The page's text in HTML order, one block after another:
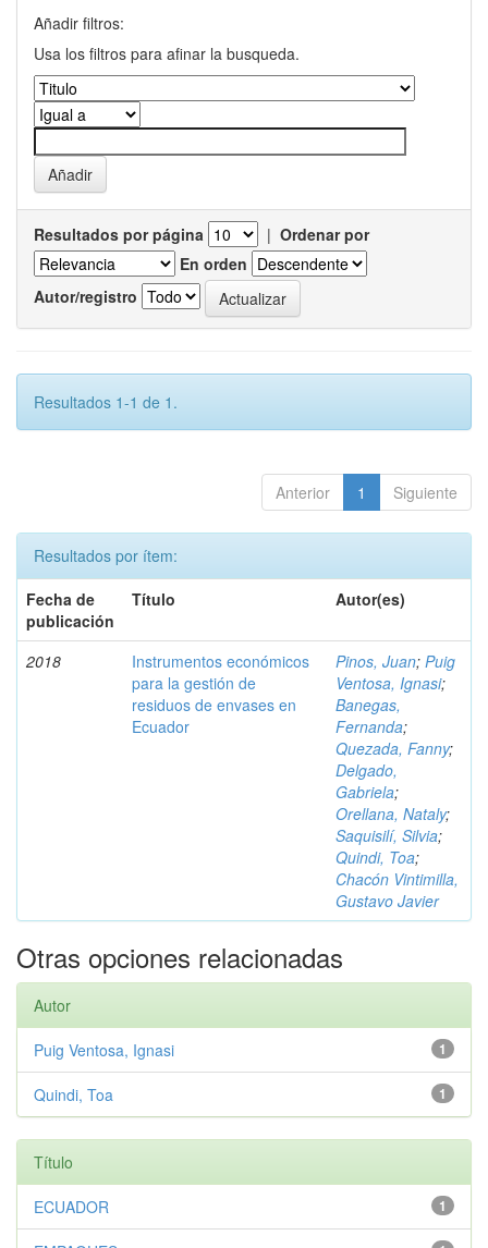
Añadir filtros:
Usa los filtros para afinar la busqueda.
Resultados por página | Ordenar por
En orden
Autor/registro
Resultados 1-1 de 1.
Anterior 1 Siguiente
Resultados por ítem:
Fecha de
publicación
Título Autor(es)
2018
Instrumentos económicos
para la gestión de
residuos de envases en
Ecuador
Pinos, Juan; Puig
Ventosa, Ignasi;
Banegas,
Fernanda;
Quezada, Fanny;
Delgado,
Gabriela;
Orellana, Nataly;
Saquisilí, Silvia;
Quindi, Toa;
Chacón Vintimilla,
Gustavo Javier
Otras opciones relacionadas
Autor
1
Puig Ventosa, Ignasi
1
Quindi, Toa
Título
1
ECUADOR